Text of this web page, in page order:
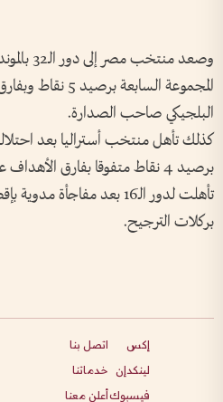
وصعد
المجموعة
البلجيكي صاحب الصدارة.
كذلك تأهل منتخب أستراليا بعد
برصيد 4 نقاط متفوقا بفارق
تأهلت لدور الـ16 بعد مفاجأة
بركلات الترجيح.
إكس
لينكدإن
فيسبوك
اتصل بنا
خدماتنا
أعلن معنا